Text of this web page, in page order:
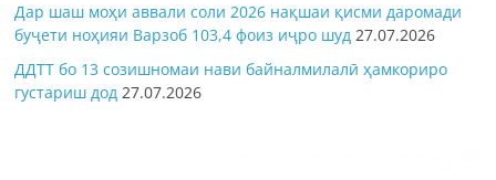
Дар шаш моҳи аввали соли 2026 нақшаи қисми даромади
буҷети ноҳияи Варзоб 103,4 фоиз иҷро шуд 27.07.2026
ДДТТ бо 13 созишномаи нави байналмилалӣ ҳамкориро
густариш дод 27.07.2026